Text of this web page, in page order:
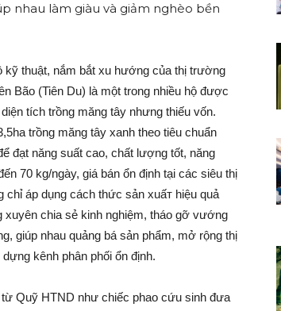
nhau làm giàu và giảm nghèo bền
kỹ thuật, nắm bắt xu hướng của thị trường
Bão (Tiên Du) là một trong nhiều hộ được
tích trồng măng tây nhưng thiếu vốn.
trồng măng tây xanh theo tiêu chuẩn
đạt năng suất cao, chất lượng tốt, năng
70 kg/ngày, giá bán ổn định tại các siêu thị
chỉ áp dụng cách thức sản xuấ‌т hiệu quả
chia sẻ kinh nghiệm, tháo gỡ vướng
giúp nhau quảng bá sản phẩm, mở rộng thị
kênh phân phối ổn định.
Quỹ HTND như chiếc phao cứu sinh đưa